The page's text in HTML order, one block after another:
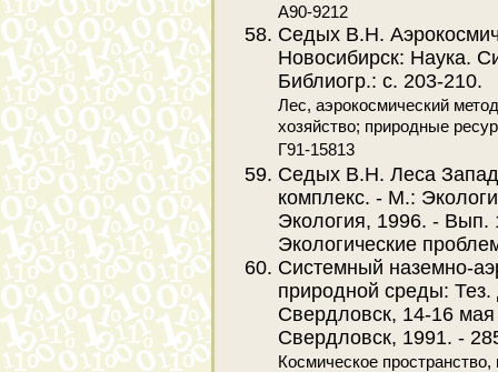
А90-9212
Седых В.Н.
Новосибирск: Наука.
Библиогр.: с. 203-210.
Лес, аэрокосмический
хозяйство; природные
Г91-15813
Седых В.Н. Леса
комплекс. - М.:
Экология, 1996. -
Экологические
Системный наземно-
природной среды: Тез.
Свердловск, 14-16
Свердловск, 1991. -
Космическое